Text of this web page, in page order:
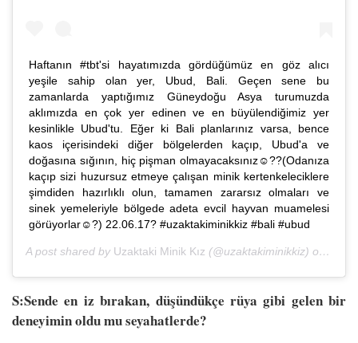
Haftanın #tbt'si hayatımızda gördüğümüz en göz alıcı
yeşile sahip olan yer, Ubud, Bali. Geçen sene bu
zamanlarda yaptığımız Güneydoğu Asya turumuzda
aklımızda en çok yer edinen ve en büyülendiğimiz yer
kesinlikle Ubud'tu. Eğer ki Bali planlarınız varsa, bence
kaos içerisindeki diğer bölgelerden kaçıp, Ubud'a ve
doğasına sığının, hiç pişman olmayacaksınız☺️??(Odanıza
kaçıp sizi huzursuz etmeye çalışan minik kertenkeleciklere
şimdiden hazırlıklı olun, tamamen zararsız olmaları ve
sinek yemeleriyle bölgede adeta evcil hayvan muamelesi
görüyorlar☺️?) 22.06.17? #uzaktakiminikkiz #bali #ubud
A post shared by Uzaktaki Minik Kız (@uzaktakiminikkiz) on
S:Sende en iz bırakan, düşündükçe rüya gibi gelen bir
deneyimin oldu mu seyahatlerde?